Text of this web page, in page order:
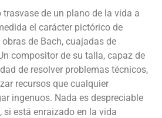
de un plano de la vida a
el carácter pictórico de
de Bach, cuajadas de
compositor de su talla, capaz de
de resolver problemas técnicos,
recursos que cualquier
ingenuos. Nada es despreciable
si está enraizado en la vida